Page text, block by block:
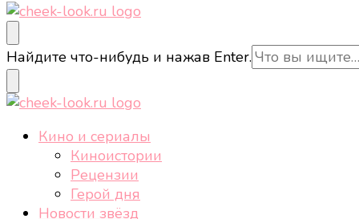
cheek-look.ru
Женский сайт о звездах и кино, а также трендах,
Ищите
что-
то?
Найдите что-нибудь и нажав Enter.
cheek-look.ru
Женский сайт о звездах и кино, а также трендах,
Кино и сериалы
Киноистории
Рецензии
Герой дня
Новости звёзд